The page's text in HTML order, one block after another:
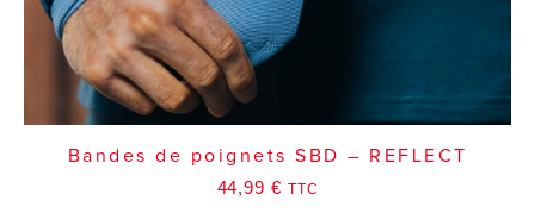
Bandes de poignets SBD – REFLECT
44,99 € TTC